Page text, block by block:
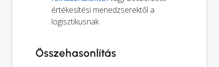
értékesítési menedzserektől a
logisztikusnak
Összehasonlítás